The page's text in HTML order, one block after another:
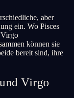
aber
ein. Wo Pisces
können sie
bereit sind, ihre
Virgo